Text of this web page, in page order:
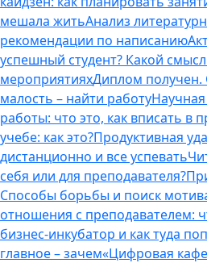
мешала житьАнализ
рекомендации по написанию
успешный студент? Какой
мероприятияхДиплом получен.
малость – найти работу
работы: что это, как вписать в
учебе: как это?Продуктивная
дистанционно и все успевать
себя или для преподавателя?
Способы борьбы и поиск
отношения с преподавателем:
бизнес-инкубатор и как туда
главное – зачем«Цифровая